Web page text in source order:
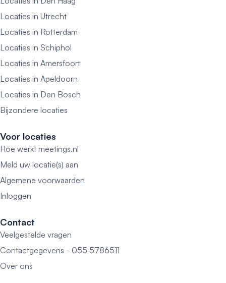
Locaties in Utrecht
Locaties in Rotterdam
Locaties in Schiphol
Locaties in Amersfoort
Locaties in Apeldoorn
Locaties in Den Bosch
Bijzondere locaties
Voor locaties
Hoe werkt meetings.nl
Meld uw locatie(s) aan
Algemene voorwaarden
Inloggen
Contact
Veelgestelde vragen
Contactgegevens - 055 5786511
Over ons